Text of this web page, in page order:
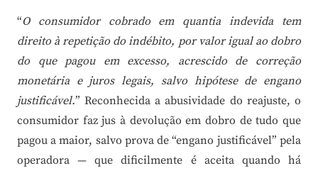
“O consumidor cobrado em quantia indevida tem
direito à repetição do indébito, por valor igual ao dobro
do que pagou em excesso, acrescido de correção
monetária e juros legais, salvo hipótese de engano
justificável.” Reconhecida a abusividade do reajuste, o
consumidor faz jus à devolução em dobro de tudo que
pagou a maior, salvo prova de “engano justificável” pela
operadora — que dificilmente é aceita quando há